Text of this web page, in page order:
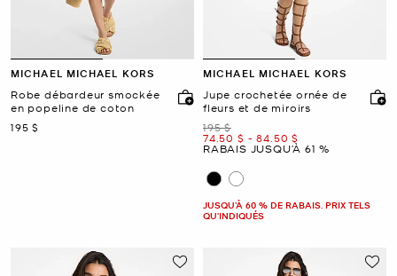
MICHAEL MICHAEL KORS
Robe débardeur smockée
en popeline de coton
maintenant
195 $
MICHAEL MICHAEL KORS
Jupe crochetée ornée de
fleurs et de miroirs
était
195 $
maintenant
74.50 $ -
to maintenant
84.50 $
RABAIS JUSQU’À 61 %
JUSQU’À 60 % DE RABAIS. PRIX TELS
QU'INDIQUÉS